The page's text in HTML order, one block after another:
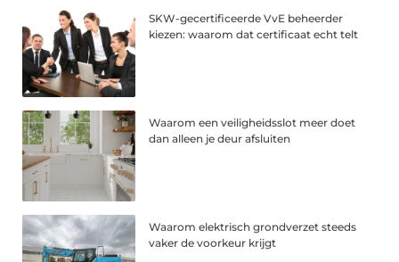
SKW-gecertificeerde VvE beheerder
kiezen: waarom dat certificaat echt telt
Waarom een veiligheidsslot meer doet
dan alleen je deur afsluiten
Waarom elektrisch grondverzet steeds
vaker de voorkeur krijgt